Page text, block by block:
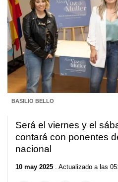
BASILIO BELLO
Será el viernes y el
contará con ponentes
nacional
10 may 2025 . Actualizado a las